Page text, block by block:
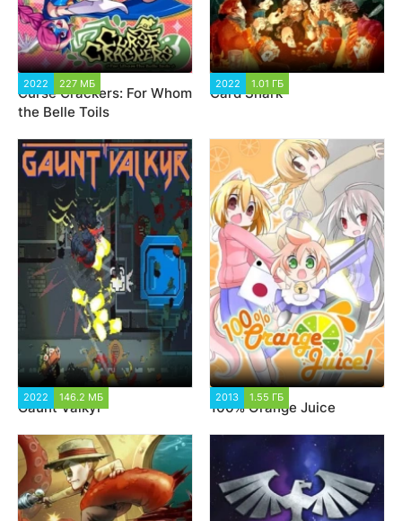
2022 227 МБ
Curse Crackers: For Whom
the Belle Toils
2022 1.01 ГБ
Card Shark
2022 146.2 МБ
Gaunt Valkyr
2013 1.55 ГБ
100% Orange Juice